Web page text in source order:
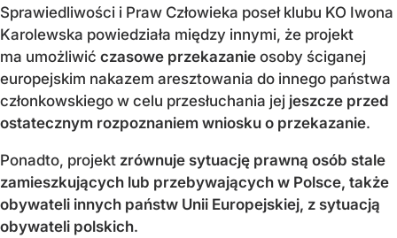
Sprawiedliwości i Praw Człowieka poseł klubu KO Iwona
Karolewska powiedziała między innymi, że projekt
ma umożliwić czasowe przekazanie osoby ściganej
europejskim nakazem aresztowania do innego państwa
członkowskiego w celu przesłuchania jej jeszcze przed
ostatecznym rozpoznaniem wniosku o przekazanie.
Ponadto, projekt zrównuje sytuację prawną osób stale
zamieszkujących lub przebywających w Polsce, także
obywateli innych państw Unii Europejskiej, z sytuacją
obywateli polskich.